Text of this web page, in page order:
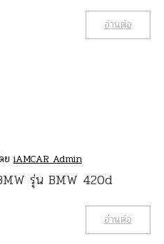
อ่านต่อ
ย iAMCAR Admin
รุ่น BMW 420d
อ่านต่อ